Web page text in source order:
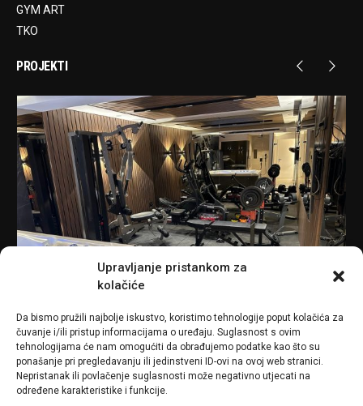
Upravljanje pristankom za
kolačiće
Da bismo pružili najbolje iskustvo, koristimo tehnologije poput kolačića za
čuvanje i/ili pristup informacijama o uređaju. Suglasnost s ovim
tehnologijama će nam omogućiti da obrađujemo podatke kao što su
ponašanje pri pregledavanju ili jedinstveni ID-ovi na ovoj web stranici.
Nepristanak ili povlačenje suglasnosti može negativno utjecati na
određene karakteristike i funkcije.
GYM ART
TKO
PROJEKTI
InProjekti
KUĆNI GYM, ZAGREB